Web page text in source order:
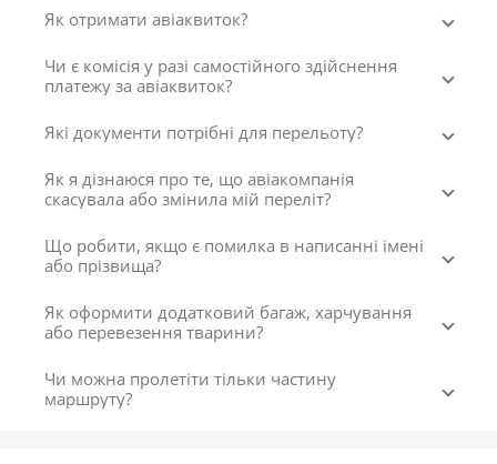
Як отримати авіаквиток?
Чи є комісія у разі самостійного здійснення
платежу за авіаквиток?
Які документи потрібні для перельоту?
Як я дізнаюся про те, що авіакомпанія
скасувала або змінила мій переліт?
Що робити, якщо є помилка в написанні імені
або прізвища?
Як оформити додатковий багаж, харчування
або перевезення тварини?
Чи можна пролетіти тільки частину
маршруту?